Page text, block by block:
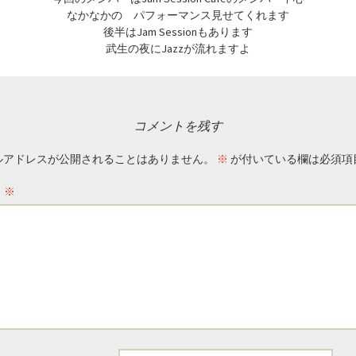
なかなかの パフォーマンス見せてくれます
後半はJam Sessionもあります
武生の夜にJazzが流れますよ
コメントを残す
アドレスが公開されることはありません。 ※ が付いている欄は必須項
※